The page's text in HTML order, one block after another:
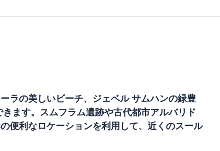
ラの美しいビーチ、ジェベル サムハンの緑豊
ます。スムフラム遺跡や古代都市アルバリド
便利なロケーションを利用して、近くのスール